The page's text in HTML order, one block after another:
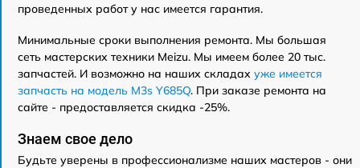
проведенных работ у нас имеется гарантия.
Минимальные сроки выполнения ремонта. Мы большая
сеть мастерских техники Meizu. Мы имеем более 20 тыс.
запчастей. И возможно на наших складах уже имеется
запчасть на модель M3s Y685Q. При заказе ремонта на
сайте - предоставляется скидка -25%.
Знаем свое дело
Будьте уверены в профессионализме наших мастеров - они